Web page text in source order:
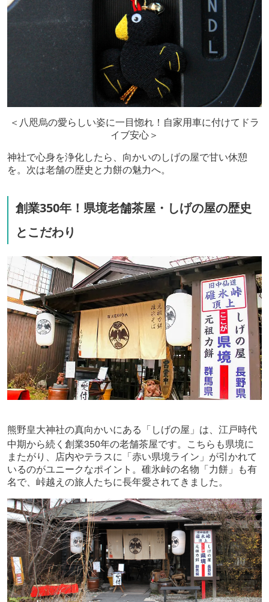
＜八咫烏の愛らしい姿に一目惚れ！自家用車に付けてドラ
イブ安心＞
神社で心身を浄化したら、向かいのしげの屋で甘い休憩
を。次は老舗の歴史と力餅の魅力へ。
創業350年！県境老舗茶屋・しげの屋の歴史
とこだわり
熊野皇大神社の真向かいにある「しげの屋」は、江戸時代
中期から続く創業350年の老舗茶屋です。こちらも県境に
またがり、店内やテラスに「赤い県境ライン」が引かれて
いるのがユニークなポイント。碓氷峠の名物「力餅」も有
名で、峠越えの旅人たちに長年愛されてきました。